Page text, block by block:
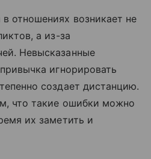
отношениях возникает не
а из-за
Невысказанные
игнорировать
создает дистанцию.
что такие ошибки можно
их заметить и